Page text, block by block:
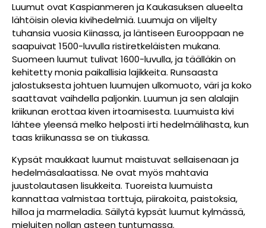
Luumut ovat Kaspianmeren ja Kaukasuksen alueelta
lähtöisin olevia kivihedelmiä. Luumuja on viljelty
tuhansia vuosia Kiinassa, ja läntiseen Eurooppaan ne
saapuivat 1500-luvulla ristiretkeläisten mukana.
Suomeen luumut tulivat 1600-luvulla, ja täälläkin on
kehitetty monia paikallisia lajikkeita. Runsaasta
jalostuksesta johtuen luumujen ulkomuoto, väri ja koko
saattavat vaihdella paljonkin. Luumun ja sen alalajin
kriikunan erottaa kiven irtoamisesta. Luumuista kivi
lähtee yleensä melko helposti irti hedelmälihasta, kun
taas kriikunassa se on tiukassa.
Kypsät maukkaat luumut maistuvat sellaisenaan ja
hedelmäsalaatissa. Ne ovat myös mahtavia
juustolautasen lisukkeita. Tuoreista luumuista
kannattaa valmistaa torttuja, piirakoita, paistoksia,
hilloa ja marmeladia. Säilytä kypsät luumut kylmässä,
mieluiten nollan asteen tuntumassa.